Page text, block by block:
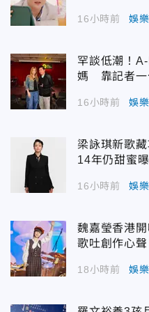
16小時前 娛樂
罕談低潮！
媽 靠記者一
16小時前 娛樂
梁詠琪新歌
14年仍甜蜜
16小時前 娛樂
魏嘉瑩香港
歌吐創作心聲
18小時前 娛樂